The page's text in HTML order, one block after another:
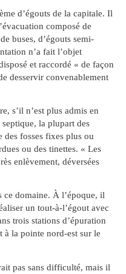
d’égouts de la capitale. Il
composé de
buses, d’égouts semi-
n’a fait l’objet
et raccordé « de façon
desservir convenablement
s’il n’est plus admis en
septique, la plupart des
des fosses fixes plus ou
ou des tinettes. « Les
enlèvement, déversées
ce domaine. À l’époque, il
un tout-à-l’égout avec
trois stations d’épuration
à la pointe nord-est sur le
pas sans difficulté, mais il